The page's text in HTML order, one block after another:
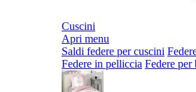
Cuscini
Apri menu
Saldi federe per cuscini
Federe in pelliccia Federe per